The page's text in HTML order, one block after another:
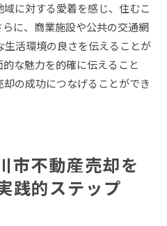
に対する愛着を感じ、住むこ
に、商業施設や公共の交通網
活環境の良さを伝えることが
な魅力を的確に伝えること
の成功につなげることができ
市不動産売却を
践的ステップ